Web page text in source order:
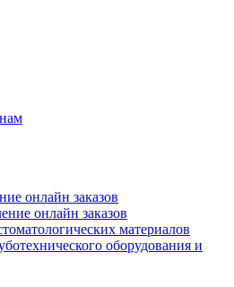
онлайн заказов
онлайн заказов
материалов
оборудования и